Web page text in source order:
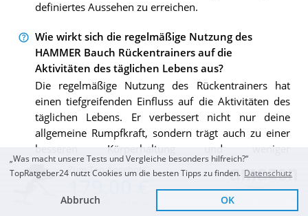
Zum Top Angebot
KOSTENLOSE LIEFERUNG Schnell Lieferbar
definiertes Aussehen zu erreichen.
Wie wirkt sich die regelmäßige Nutzung des
HAMMER Bauch Rückentrainers auf die
Aktivitäten des täglichen Lebens aus?
Die regelmäßige Nutzung des Rückentrainers hat
einen tiefgreifenden Einfluss auf die Aktivitäten des
täglichen Lebens. Er verbessert nicht nur deine
allgemeine Rumpfkraft, sondern trägt auch zu einer
besseren Körperhaltung und weniger
Rückenschmerzen bei. Auf dieser Grundlage kannst
du dich bei deinen täglichen Aufgaben effizienter und
bequemer bewegen und insgesamt einen gesünderen
„Was macht unsere Tests und Vergleiche besonders hilfreich?“
TopRatgeber24 nutzt Cookies um die besten Tipps zu finden. Datenschutz
Abbruch OK